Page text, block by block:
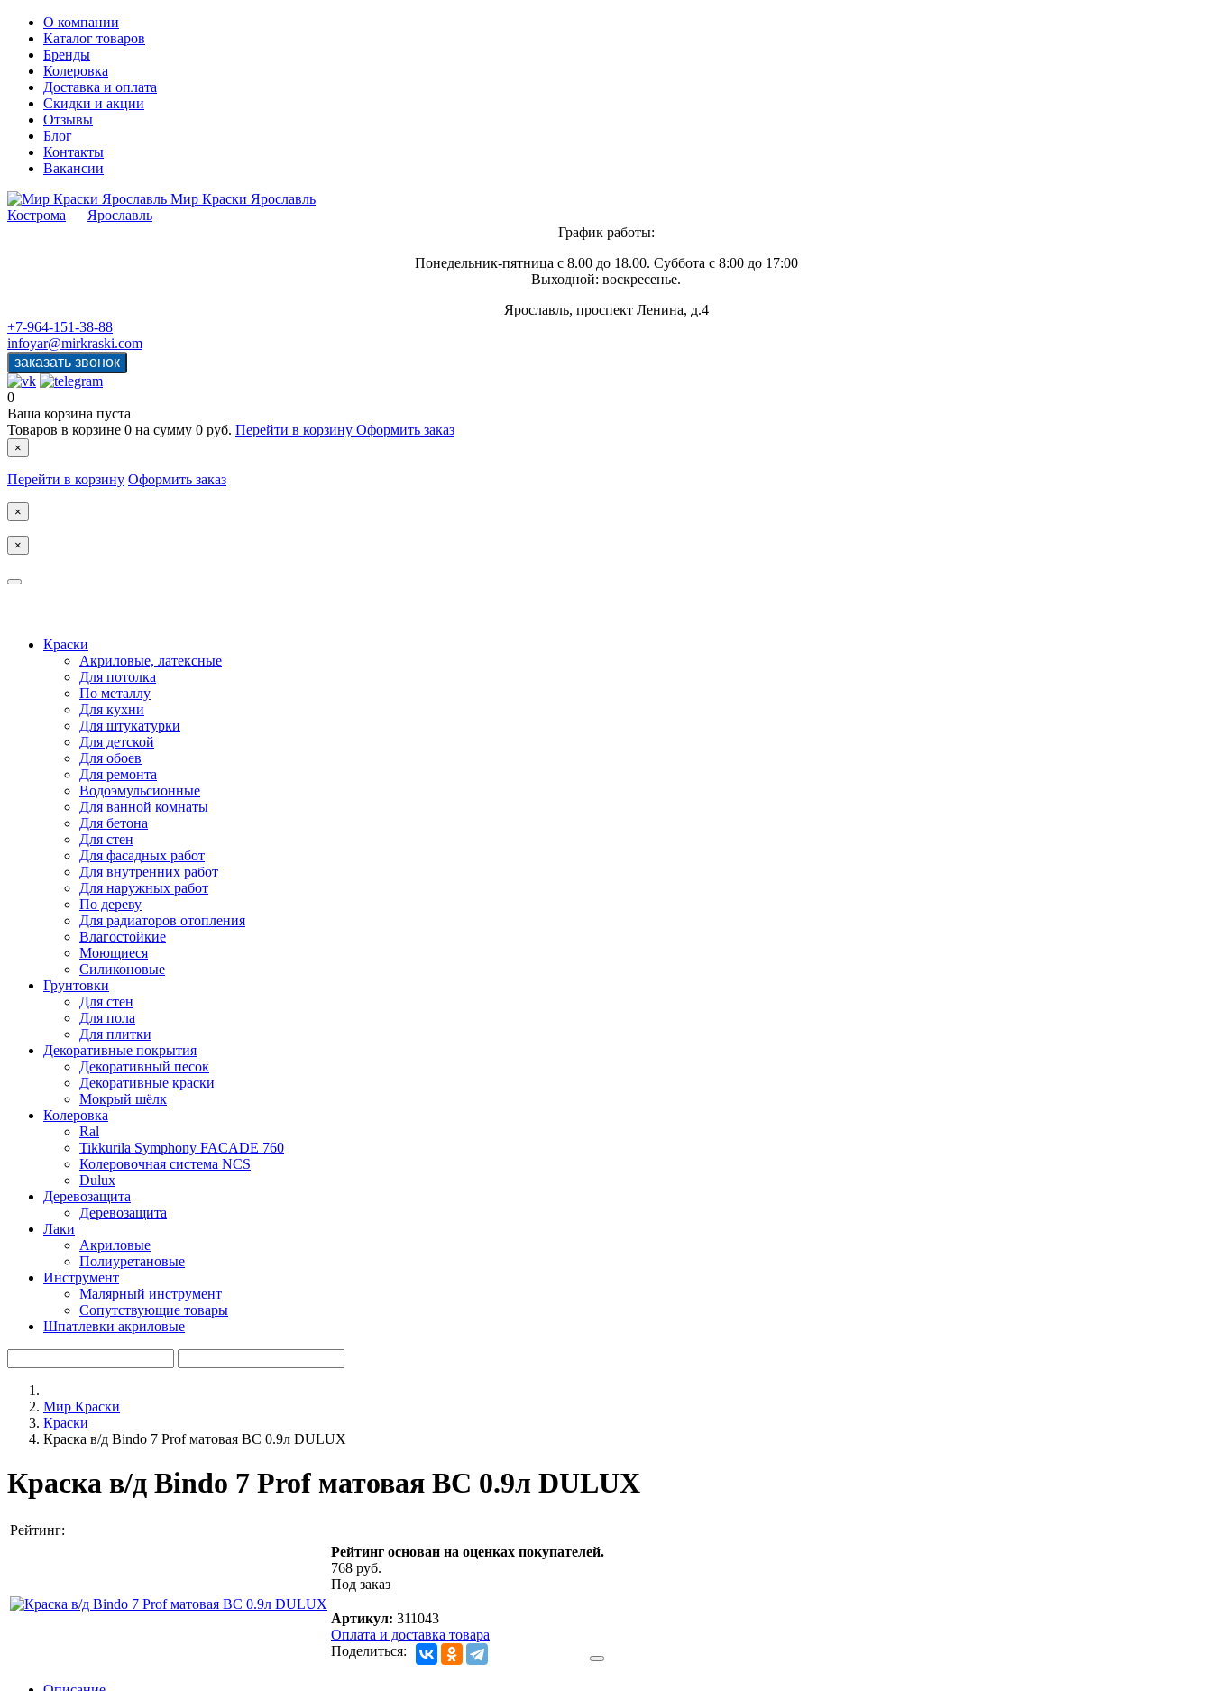
О компании
Каталог товаров
Бренды
Колеровка
Доставка и оплата
Скидки и акции
Отзывы
Блог
Контакты
Вакансии
Мир Краски Ярославль
Кострома
Ярославль
График работы:
Понедельник-пятница с 8.00 до 18.00. Суббота с 8:00 до 17:00
Выходной: воскресенье.
Ярославль, проспект Ленина, д.4
+7-964-151-38-88
infoyar@mirkraski.com
0
Ваша корзина пуста
Товаров в корзине 0 на сумму 0 руб. Перейти в корзину Оформить заказ
×
Перейти в корзину Оформить заказ
×
×
Краски
Акриловые, латексные
Для потолка
По металлу
Для кухни
Для штукатурки
Для детской
Для обоев
Для ремонта
Водоэмульсионные
Для ванной комнаты
Для бетона
Для стен
Для фасадных работ
Для внутренних работ
Для наружных работ
По дереву
Для радиаторов отопления
Влагостойкие
Моющиеся
Силиконовые
Грунтовки
Для стен
Для пола
Для плитки
Декоративные покрытия
Декоративный песок
Декоративные краски
Мокрый шёлк
Колеровка
Ral
Tikkurila Symphony FACADE 760
Колеровочная система NCS
Dulux
Деревозащита
Деревозащита
Лаки
Акриловые
Полиуретановые
Инструмент
Малярный инструмент
Сопутствующие товары
Шпатлевки акриловые
Мир Краски
Краски
Краска в/д Bindo 7 Prof матовая BC 0.9л DULUX
Краска в/д Bindo 7 Prof матовая BC 0.9л DULUX
Рейтинг:
Рейтинг основан на оценках покупателей.
768 руб.
Под заказ
Артикул: 311043
Оплата и доставка товара
Поделиться: